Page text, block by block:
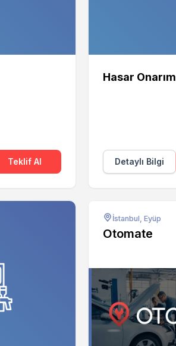
Teklif Al
Hasar Onarım
Detaylı Bilgi
İstanbul, Eyüp
Otomate